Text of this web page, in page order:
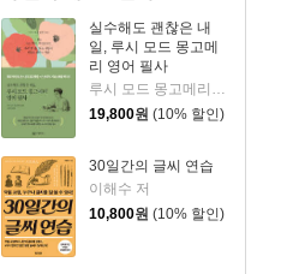
실수해도 괜찮은 내
일, 루시 모드 몽고메
리 영어 필사
루시 모드 몽고메리 저/이루리 편역
19,800원 (10% 할인)
30일간의 글씨 연습
이해수 저
10,800원 (10% 할인)